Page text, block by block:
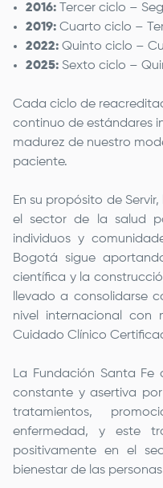
2016: Tercer ciclo –
2019: Cuarto ciclo –
2022: Quinto ciclo –
2025: Sexto ciclo –
Cada ciclo de
continuo de estándares
madurez de nuestro
paciente.
En su propósito de
el sector de la salud
individuos y
Bogotá sigue
científica y la
llevado a consolidarse
nivel internacional con
Cuidado Clínico
La Fundación Santa Fe
constante y asertiva
tratamientos,
enfermedad, y este
positivamente en el
bienestar de las